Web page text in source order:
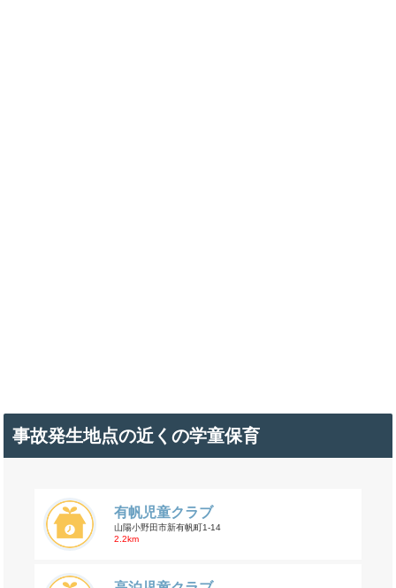
事故発生地点の近くの学童保育
有帆児童クラブ
山陽小野田市新有帆町1-14
2.2km